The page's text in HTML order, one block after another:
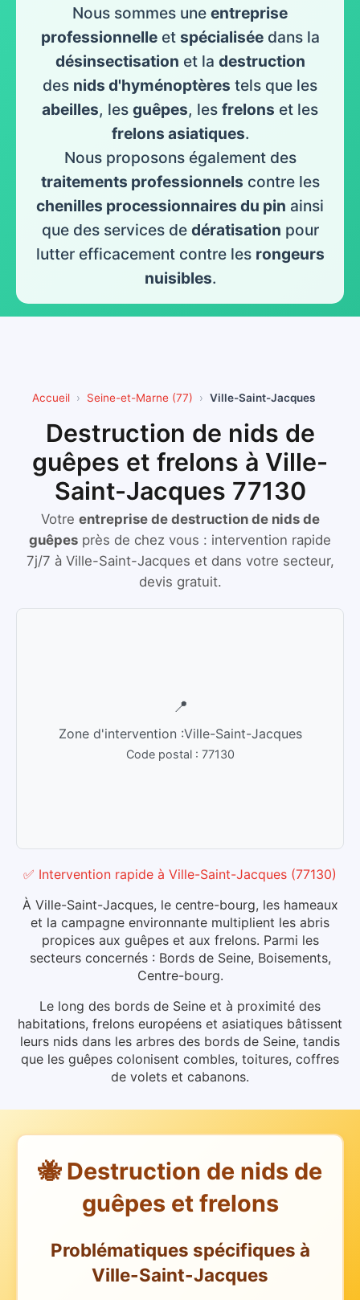
Nous sommes une entreprise
professionnelle et spécialisée dans la
désinsectisation et la destruction
des nids d'hyménoptères tels que les
abeilles, les guêpes, les frelons et les
frelons asiatiques.
Nous proposons également des
traitements professionnels contre les
chenilles processionnaires du pin ainsi
que des services de dératisation pour
lutter efficacement contre les rongeurs
nuisibles.
Accueil Seine-et-Marne (77) Ville-Saint-Jacques
Destruction de nids de
guêpes et frelons à Ville-
Saint-Jacques 77130
Votre entreprise de destruction de nids de
guêpes près de chez vous : intervention rapide
7j/7 à Ville-Saint-Jacques et dans votre secteur,
devis gratuit.
📍
Zone d'intervention :Ville-Saint-Jacques
Code postal : 77130
✅ Intervention rapide à Ville-Saint-Jacques (77130)
À Ville-Saint-Jacques, le centre-bourg, les hameaux
et la campagne environnante multiplient les abris
propices aux guêpes et aux frelons. Parmi les
secteurs concernés : Bords de Seine, Boisements,
Centre-bourg.
Le long des bords de Seine et à proximité des
habitations, frelons européens et asiatiques bâtissent
leurs nids dans les arbres des bords de Seine, tandis
que les guêpes colonisent combles, toitures, coffres
de volets et cabanons.
🐝 Destruction de nids de
guêpes et frelons
Problématiques spécifiques à
Ville-Saint-Jacques